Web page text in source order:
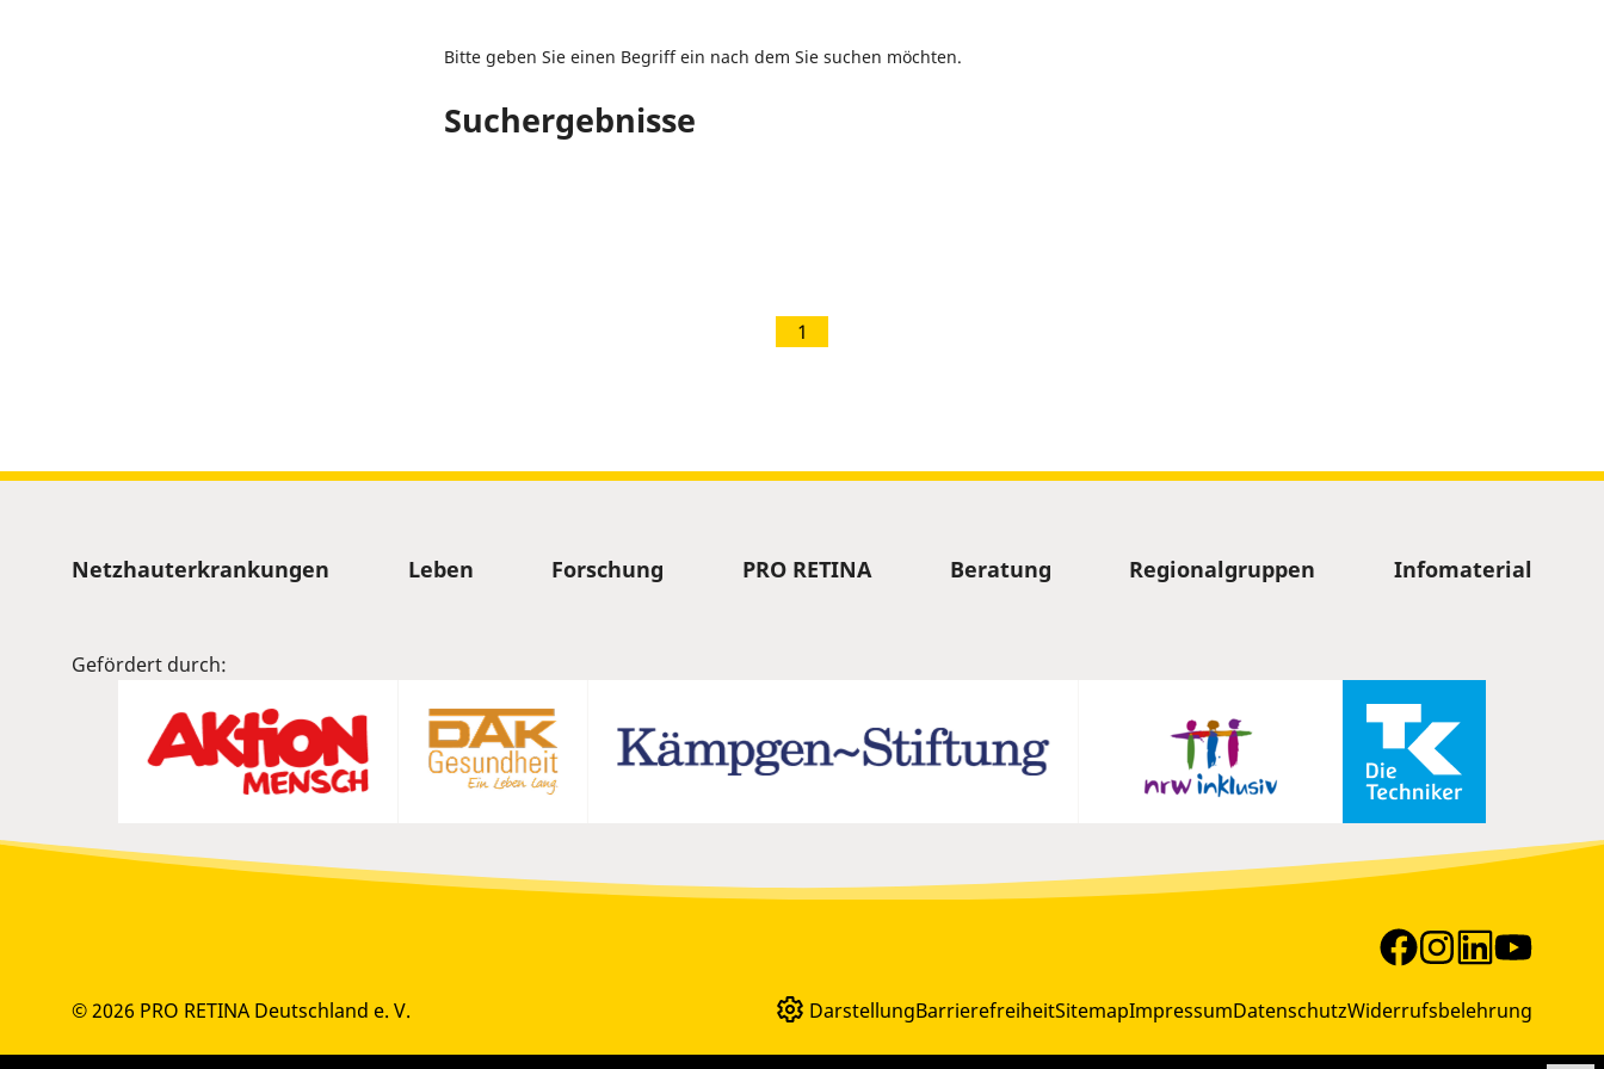
Bitte geben Sie einen Begriff ein nach dem Sie suchen möchten.
Suchergebnisse
1
Sitemap
Netzhauterkrankungen Leben Forschung PRO RETINA Beratung Regionalgruppen Infomaterial
Gefördert durch:
© 2026 PRO RETINA Deutschland e. V. DarstellungBarrierefreiheitSitemapImpressumDatenschutzWiderrufsbelehrung